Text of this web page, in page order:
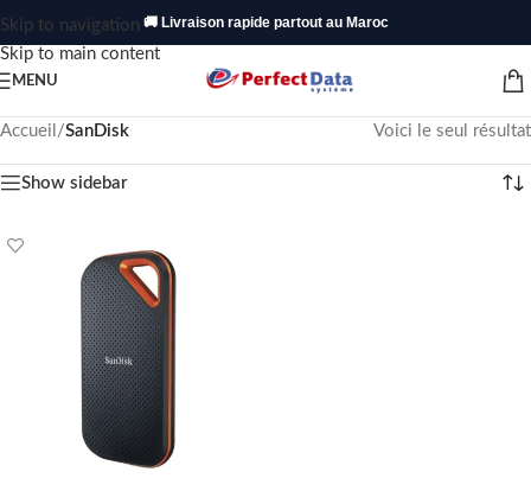
Skip to navigation
Skip to main content
🚚 Livraison rapide partout au Maroc
MENU
Accueil /SanDisk Voici le seul résultat
Show sidebar